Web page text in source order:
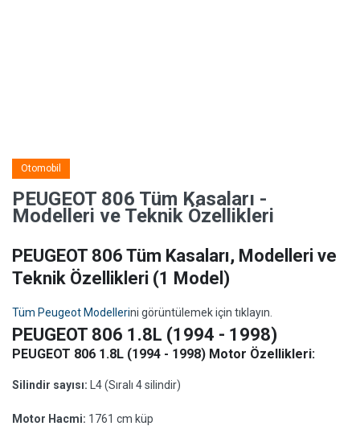
Otomobil
PEUGEOT 806 Tüm Kasaları -
Modelleri ve Teknik Özellikleri
PEUGEOT 806 Tüm Kasaları, Modelleri ve
Teknik Özellikleri (1 Model)
Tüm Peugeot Modellerini görüntülemek için tıklayın.
PEUGEOT 806 1.8L (1994 - 1998)
PEUGEOT 806 1.8L (1994 - 1998) Motor Özellikleri:
Silindir sayısı: L4 (Sıralı 4 silindir)
Motor Hacmi: 1761 cm küp